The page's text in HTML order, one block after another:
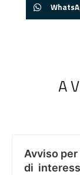
Avviso
di